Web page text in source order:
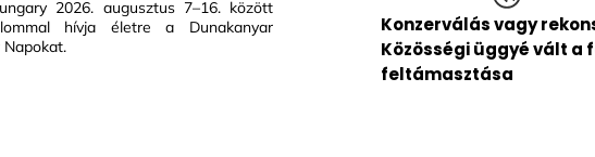
2026. augusztus 7–16. között
hívja életre a Dunakanyar
Napokat.
Konzerválás vagy
Közösségi üggyé vált
feltámasztása